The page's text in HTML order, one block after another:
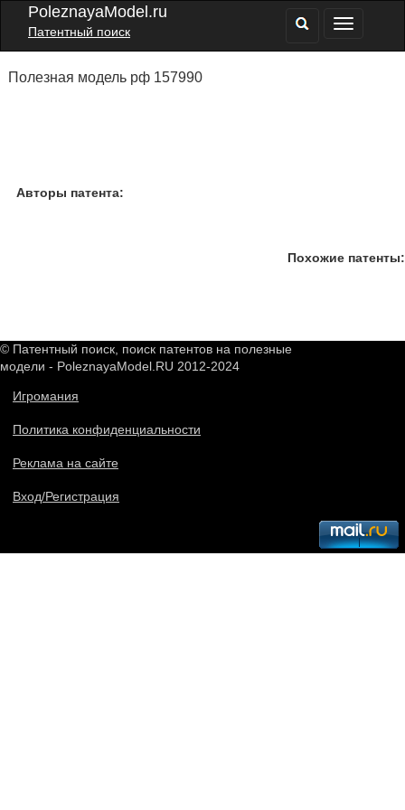
PoleznayaModel.ru
Патентный поиск
Полезная модель рф 157990
Авторы патента:
Похожие патенты:
© Патентный поиск, поиск патентов на полезные
модели - PoleznayaModel.RU 2012-2024
Игромания
Политика конфиденциальности
Реклама на сайте
Вход/Регистрация